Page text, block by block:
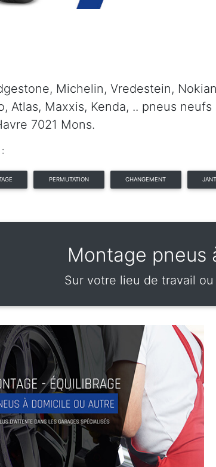
Michelin, Vredestein,
Atlas, Maxxis, Kenda, .. pneus
7021 Mons.
PERMUTATION CHANGEMENT
Montage pneus
Sur votre lieu de travail